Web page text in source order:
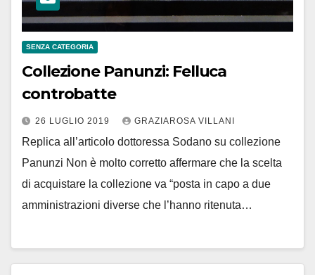
SENZA CATEGORIA
Collezione Panunzi: Felluca
controbatte
26 LUGLIO 2019 GRAZIAROSA VILLANI
Replica all’articolo dottoressa Sodano su collezione
Panunzi Non è molto corretto affermare che la scelta
di acquistare la collezione va “posta in capo a due
amministrazioni diverse che l’hanno ritenuta…